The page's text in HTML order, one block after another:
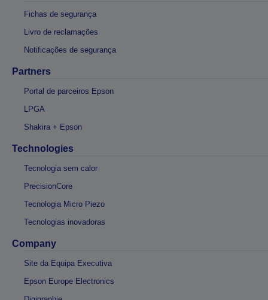
Fichas de segurança
Livro de reclamações
Notificações de segurança
Partners
Portal de parceiros Epson
LPGA
Shakira + Epson
Technologies
Tecnologia sem calor
PrecisionCore
Tecnologia Micro Piezo
Tecnologias inovadoras
Company
Site da Equipa Executiva
Epson Europe Electronics